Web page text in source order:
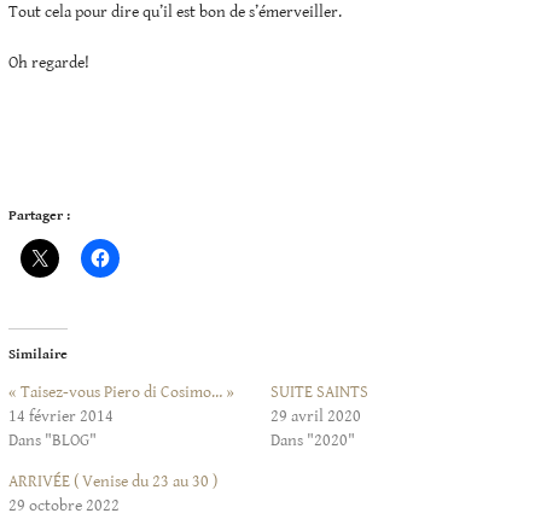
Tout cela pour dire qu’il est bon de s’émerveiller.
Oh regarde!
Partager :
Similaire
« Taisez-vous Piero di Cosimo… »
14 février 2014
Dans "BLOG"
SUITE SAINTS
29 avril 2020
Dans "2020"
ARRIVÉE ( Venise du 23 au 30 )
29 octobre 2022